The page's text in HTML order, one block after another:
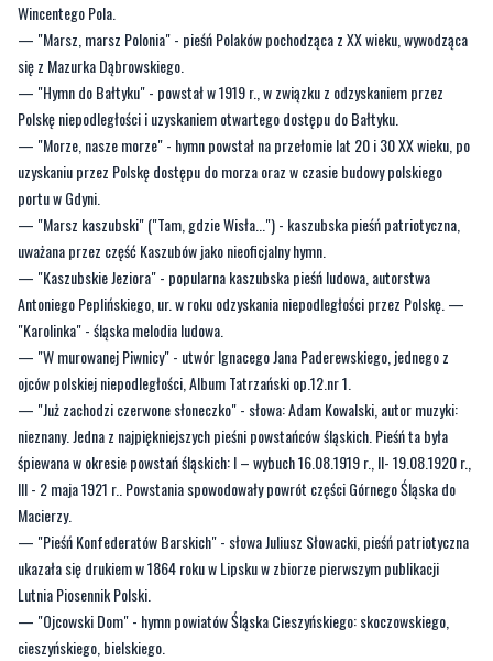
Wincentego Pola.
— "Marsz, marsz Polonia" - pieśń Polaków pochodząca z XX wieku, wywodząca
się z Mazurka Dąbrowskiego.
— "Hymn do Bałtyku" - powstał w 1919 r., w związku z odzyskaniem przez
Polskę niepodległości i uzyskaniem otwartego dostępu do Bałtyku.
— "Morze, nasze morze" - hymn powstał na przełomie lat 20 i 30 XX wieku, po
uzyskaniu przez Polskę dostępu do morza oraz w czasie budowy polskiego
portu w Gdyni.
— "Marsz kaszubski" ("Tam, gdzie Wisła...") - kaszubska pieśń patriotyczna,
uważana przez część Kaszubów jako nieoficjalny hymn.
— "Kaszubskie Jeziora" - popularna kaszubska pieśń ludowa, autorstwa
Antoniego Peplińskiego, ur. w roku odzyskania niepodległości przez Polskę. —
"Karolinka" - śląska melodia ludowa.
— "W murowanej Piwnicy" - utwór Ignacego Jana Paderewskiego, jednego z
ojców polskiej niepodległości, Album Tatrzański op.12.nr 1.
— "Już zachodzi czerwone słoneczko" - słowa: Adam Kowalski, autor muzyki:
nieznany. Jedna z najpiękniejszych pieśni powstańców śląskich. Pieśń ta była
śpiewana w okresie powstań śląskich: I – wybuch 16.08.1919 r., II- 19.08.1920 r.,
III - 2 maja 1921 r.. Powstania spowodowały powrót części Górnego Śląska do
Macierzy.
— "Pieśń Konfederatów Barskich" - słowa Juliusz Słowacki, pieśń patriotyczna
ukazała się drukiem w 1864 roku w Lipsku w zbiorze pierwszym publikacji
Lutnia Piosennik Polski.
— "Ojcowski Dom" - hymn powiatów Śląska Cieszyńskiego: skoczowskiego,
cieszyńskiego, bielskiego.